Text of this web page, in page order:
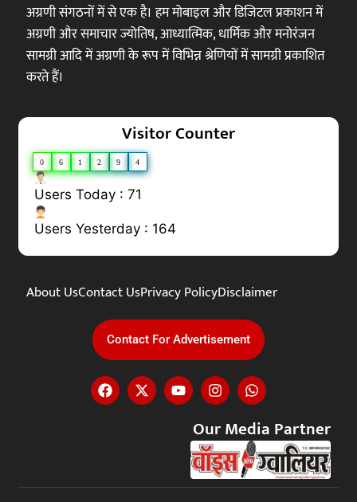
अग्रणी संगठनों में से एक है। हम मोबाइल और डिजिटल प्रकाशन में
अग्रणी और समाचार ज्योतिष, आध्यात्मिक, धार्मिक और मनोरंजन
सामग्री आदि में अग्रणी के रूप में विभिन्न श्रेणियों में सामग्री प्रकाशित
करते हैं।
Visitor Counter
0 6 1 2 9 4
Users Today : 71
Users Yesterday : 164
About UsContact UsPrivacy PolicyDisclaimer
Contact For Advertisement
Our Media Partner